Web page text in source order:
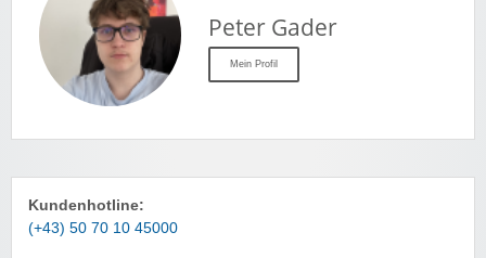
Peter Gader
Mein Profil
Kundenhotline:
(+43) 50 70 10 45000